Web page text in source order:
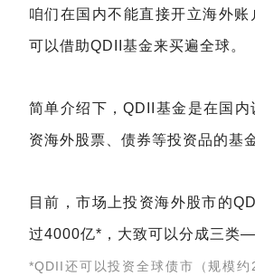
咱们在国内不能直接开立海外账
可以借助QDII基金来买遍全球。
简单介绍下，QDII基金是在国内
资海外股票、债券等投资品的基金
目前，市场上投资海外股市的
过4000亿*，大致可以分成三类
*QDII还可以投资全球债市（规模